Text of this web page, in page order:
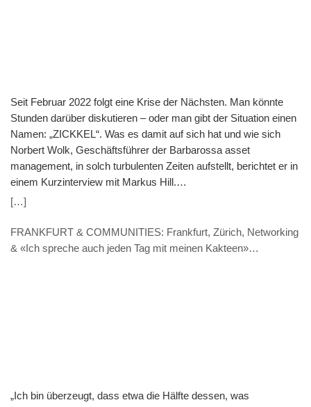
Seit Februar 2022 folgt eine Krise der Nächsten. Man könnte
Stunden darüber diskutieren – oder man gibt der Situation einen
Namen: „ZICKKEL“. Was es damit auf sich hat und wie sich
Norbert Wolk, Geschäftsführer der Barbarossa asset
management, in solch turbulenten Zeiten aufstellt, berichtet er in
einem Kurzinterview mit Markus Hill.
(VERANSTALTUNGSHINWEIS: 7.11. 9.30 Uhr) Hill: „ZICKKEL“
steckt dahinter? Wolk: ZICKKEL nenne ich die Kombination aus
Zinsanstieg, Inflation, Corona, Krieg in der Ukraine,
Hill: Ihr Fonds ist seit gut 1,5 Jahren am Markt. Welche
[…]
FRANKFURT & COMMUNITIES: Frankfurt, Zürich, Networking
& «Ich spreche auch jeden Tag mit meinen Kakteen»
„Ich bin überzeugt, dass etwa die Hälfte dessen, was